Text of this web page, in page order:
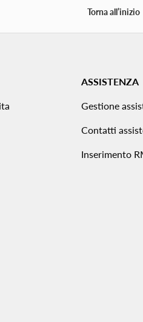
Torna all’inizio
ASSISTENZA
Gestione
Contatti
Inserimento